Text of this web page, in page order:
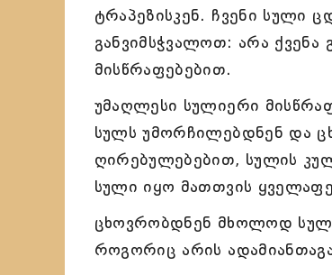
ტრაპეზისკენ. ჩვენი სული
განვიმსჭვალოთ: არა
მისწრაფებებით.
უმაღლესი სულიერი
სულს უმორჩილებდნენ და
ღირებულებებით, სულის
სული იყო მათთვის
ცხოვრობდნენ მხოლოდ
როგორიც არის